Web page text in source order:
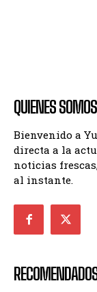
QUIENES SOMOS
Bienvenido a
directa a la
noticias
al instante.